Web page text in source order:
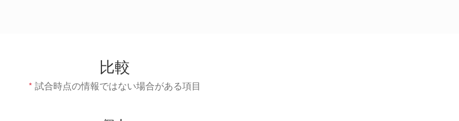
比較
* 試合時点の情報ではない場合がある項目